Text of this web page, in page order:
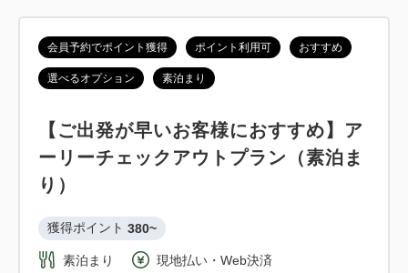
会員予約でポイント獲得 ポイント利用可 おすすめ
選べるオプション 素泊まり
【ご出発が早いお客様におすすめ】ア
ーリーチェックアウトプラン（素泊ま
り）
獲得ポイント 380~
素泊まり 現地払い・Web決済